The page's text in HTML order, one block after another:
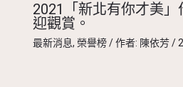
2021「新北有你才美
迎觀賞。
最新消息, 榮譽榜/ 作者: 陳依芳/